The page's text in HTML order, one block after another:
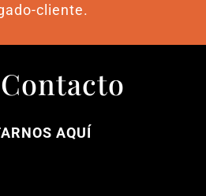
cliente.
AQUÍ